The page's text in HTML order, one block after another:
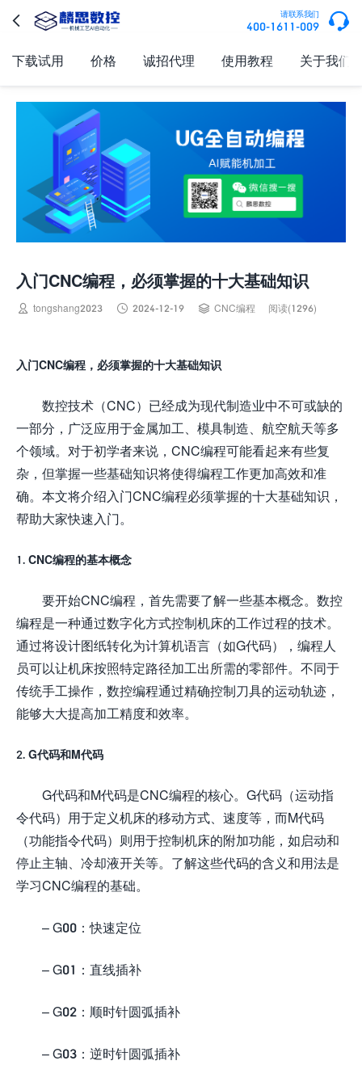
 请联系我们
400-1611-009 
下载试用 价格 诚招代理 使用教程 关于我们
入门CNC编程，必须掌握的十大基础知识
 tongshang2023  2024-12-19  CNC编程 阅读(1296)
入门CNC编程，必须掌握的十大基础知识
数控技术（CNC）已经成为现代制造业中不可或缺的
一部分，广泛应用于金属加工、模具制造、航空航天等多
个领域。对于初学者来说，CNC编程可能看起来有些复
杂，但掌握一些基础知识将使得编程工作更加高效和准
确。本文将介绍入门CNC编程必须掌握的十大基础知识，
帮助大家快速入门。
1. CNC编程的基本概念
要开始CNC编程，首先需要了解一些基本概念。数控
编程是一种通过数字化方式控制机床的工作过程的技术。
通过将设计图纸转化为计算机语言（如G代码），编程人
员可以让机床按照特定路径加工出所需的零部件。不同于
传统手工操作，数控编程通过精确控制刀具的运动轨迹，
能够大大提高加工精度和效率。
2. G代码和M代码
G代码和M代码是CNC编程的核心。G代码（运动指
令代码）用于定义机床的移动方式、速度等，而M代码
（功能指令代码）则用于控制机床的附加功能，如启动和
停止主轴、冷却液开关等。了解这些代码的含义和用法是
学习CNC编程的基础。
– G00：快速定位
– G01：直线插补
– G02：顺时针圆弧插补
– G03：逆时针圆弧插补